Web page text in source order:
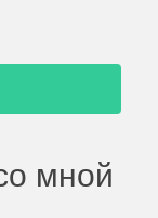
мной